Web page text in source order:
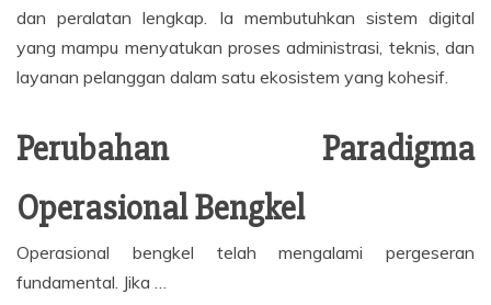
dan peralatan lengkap. Ia membutuhkan sistem digital
yang mampu menyatukan proses administrasi, teknis, dan
layanan pelanggan dalam satu ekosistem yang kohesif.
Perubahan Paradigma
Operasional Bengkel
Operasional bengkel telah mengalami pergeseran
fundamental. Jika …